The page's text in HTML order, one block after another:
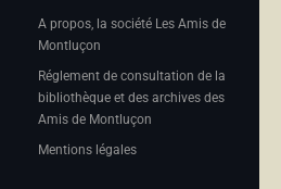
A propos, la société Les Amis de
Montluçon
Réglement de consultation de la
bibliothèque et des archives des
Amis de Montluçon
Mentions légales